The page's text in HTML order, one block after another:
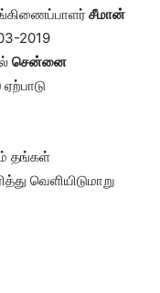
சீமான்
2019
சென்னை
ஏற்பாடு
தங்கள்
வெளியிடுமாறு